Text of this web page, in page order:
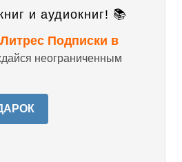
и аудиокниг! 📚
Подписки в
неограниченным